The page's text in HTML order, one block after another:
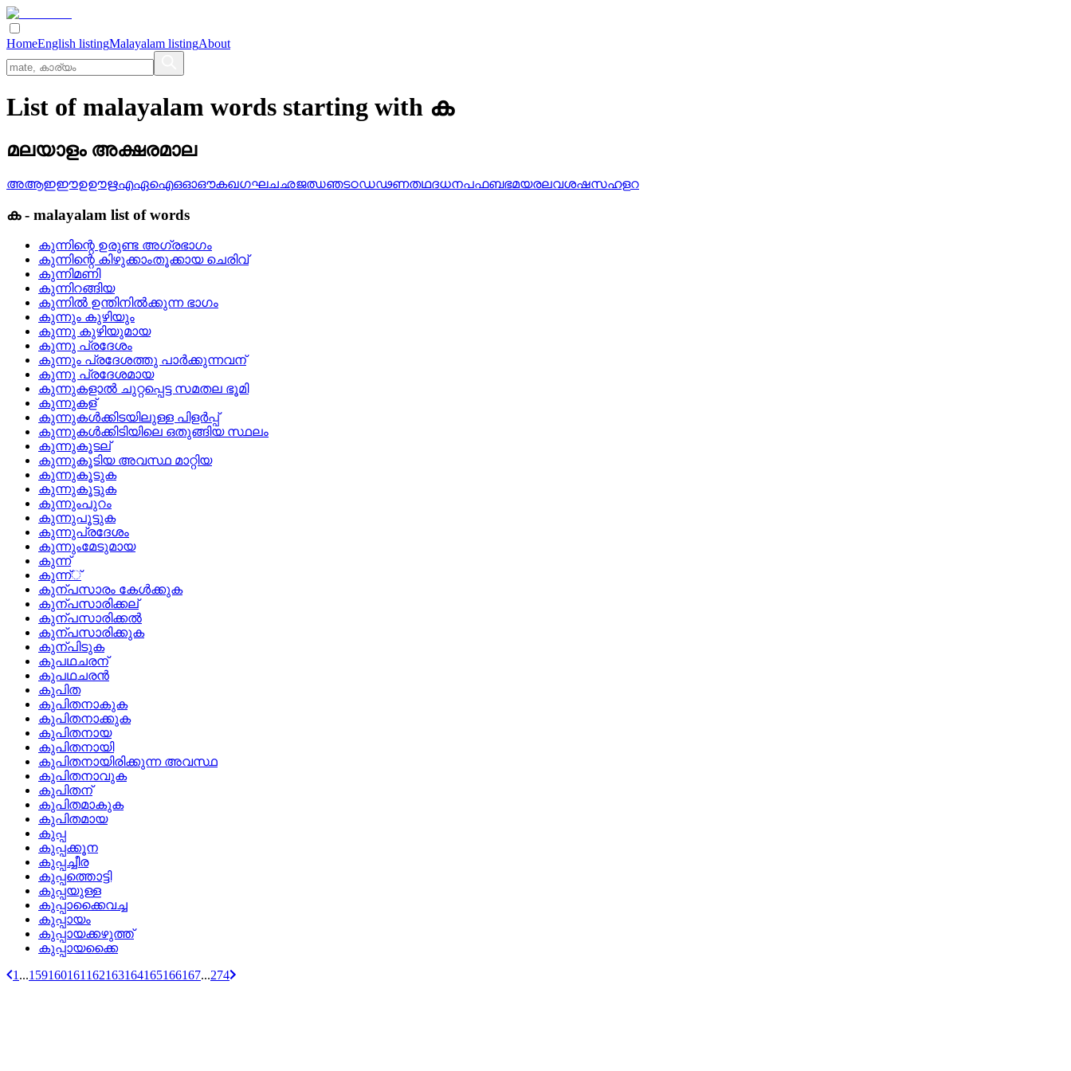
HomeEnglish listingMalayalam listingAbout
List of malayalam words starting with ക
മലയാളം അക്ഷരമാല
അആഇഈഉഊഋഎഏഐഒഓഔകഖഗഘചഛജഝഞടഠഡഢണതഥദധനപഫബഭമയരലവശഷസഹളറ
ക- malayalam list of words
കുന്നിന്റെ ഉരുണ്ട അഗ്രഭാഗം
കുന്നിന്റെ കിഴുക്കാംതൂക്കായ ചെരിവ്
കുന്നിമണി
കുന്നിറങ്ങിയ
കുന്നില്‍ ഉന്തിനില്‍ക്കുന്ന ഭാഗം
കുന്നും കുഴിയും
കുന്നു കുഴിയുമായ
കുന്നു പ്രദേശം
കുന്നും പ്രദേശത്തു പാര്‍ക്കുന്നവന്
കുന്നു പ്രദേശമായ
കുന്നുകളാല്‍ ചുറ്റപ്പെട്ട സമതല ഭൂമി
കുന്നുകള്
കുന്നുകള്‍ക്കിടയിലുള്ള പിളര്‍പ്പ്
കുന്നുകള്‍ക്കിടിയിലെ ഒതുങ്ങിയ സ്ഥലം
കുന്നുകൂടല്
കുന്നുകൂടിയ അവസ്ഥ മാറ്റിയ
കുന്നുകൂടുക
കുന്നുകൂട്ടുക
കുന്നുംപുറം
കുന്നുപൂട്ടുക
കുന്നുപ്രദേശം
കുന്നുംമേടുമായ
കുന്ന്
കുന്ന്്
കുന്പസാരം കേള്‍ക്കുക
കുന്പസാരിക്കല്
കുന്പസാരിക്കല്‍
കുന്പസാരിക്കുക
കുന്പിടുക
കുപഥചരന്
കുപഥചരന്‍
കുപിത
കുപിതനാകുക
കുപിതനാക്കുക
കുപിതനായ
കുപിതനായി
കുപിതനായിരിക്കുന്ന അവസ്ഥ
കുപിതനാവുക
കുപിതന്
കുപിതമാകുക
കുപിതമായ
കുപ്പ
കുപ്പക്കൂന
കുപ്പച്ചീര
കുപ്പത്തൊട്ടി
കുപ്പയുള്ള
കുപ്പാക്കൈവച്ച
കുപ്പായം
കുപ്പായക്കഴുത്ത്
കുപ്പായക്കൈ
1 ...159160161 162163164165166167...274